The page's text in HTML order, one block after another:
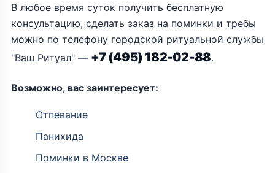
В любое время суток получить бесплатную
консультацию, сделать заказ на поминки и требы
можно по телефону городской ритуальной службы
"Ваш Ритуал" — +7 (495) 182-02-88.
Возможно, вас заинтересует:
Отпевание
Панихида
Поминки в Москве